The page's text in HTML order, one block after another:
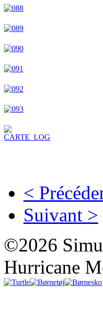
<
Suivant >
©2026
Hurricane